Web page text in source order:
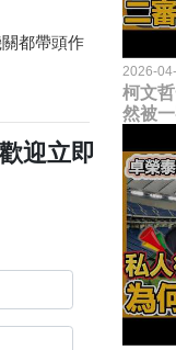
都帶頭作
迎立即
2026-
柯文
然被